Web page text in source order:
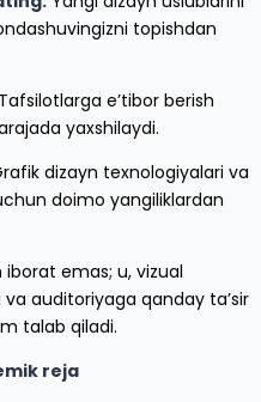
topishdan
Tafsilotlarga e’tibor berish
yaxshilaydi.
dizayn texnologiyalari va
doimo yangiliklardan
emas; u, vizual
auditoriyaga qanday ta’sir
talab qiladi.
reja